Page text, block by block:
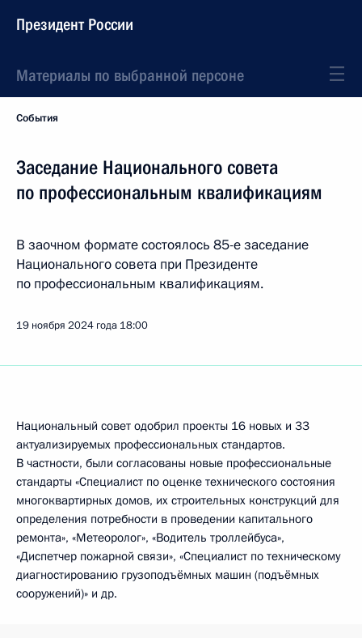
Президент России
Материалы по выбранной персоне
События
Заседание Национального совета
по профессиональным квалификациям
В заочном формате состоялось 85-е заседание
Национального совета при Президенте
по профессиональным квалификациям.
19 ноября 2024 года 18:00
Национальный совет одобрил проекты 16 новых и 33
актуализируемых профессиональных стандартов.
В частности, были согласованы новые профессиональные
стандарты «Специалист по оценке технического состояния
многоквартирных домов, их строительных конструкций для
определения потребности в проведении капитального
ремонта», «Метеоролог», «Водитель троллейбуса»,
«Диспетчер пожарной связи», «Специалист по техническому
диагностированию грузоподъёмных машин (подъёмных
сооружений)» и др.